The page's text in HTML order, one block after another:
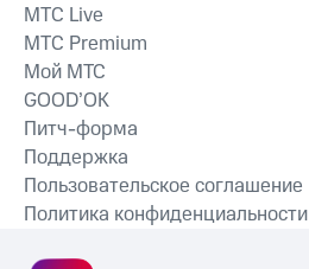
MTС Live
MTС Premium
Мой МТС
GOOD’OK
Питч-форма
Поддержка
Пользовательское соглашение
Политика конфиденциальности